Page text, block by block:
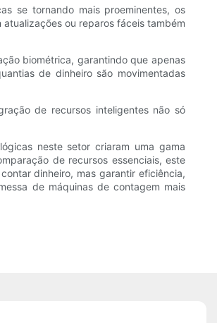
se tornando mais proeminentes, os
ou reparos fáceis também
biométrica, garantindo que apenas
de dinheiro são movimentadas
de recursos inteligentes não só
neste setor criaram uma gama
de recursos essenciais, este
dinheiro, mas garantir eficiência,
de máquinas de contagem mais